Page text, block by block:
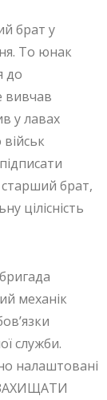
брат у
То юнак
до
вивчав
у лавах
старший брат,
цілісність
механік
служби.
налаштовані